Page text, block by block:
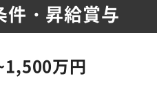
・昇給賞与
万円